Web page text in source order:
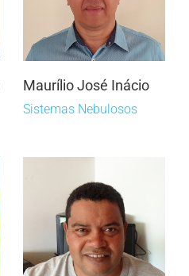
Maurílio José Inácio
Sistemas Nebulosos